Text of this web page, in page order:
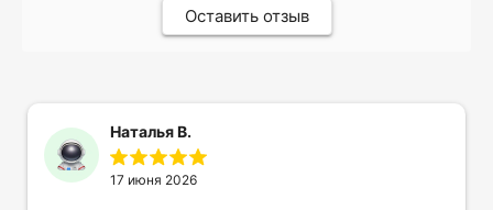
Оставить отзыв
Наталья В.
17 июня 2026